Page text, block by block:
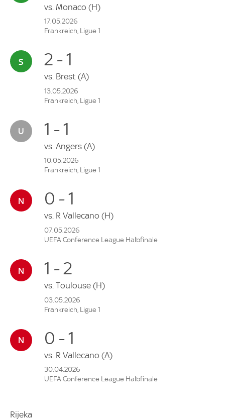
vs. Monaco (H)
17.05.2026
Frankreich, Ligue 1
2 - 1
vs. Brest (A)
13.05.2026
Frankreich, Ligue 1
1 - 1
vs. Angers (A)
10.05.2026
Frankreich, Ligue 1
0 - 1
vs. R Vallecano (H)
07.05.2026
UEFA Conference League Halbfinale
1 - 2
vs. Toulouse (H)
03.05.2026
Frankreich, Ligue 1
0 - 1
vs. R Vallecano (A)
30.04.2026
UEFA Conference League Halbfinale
Rijeka